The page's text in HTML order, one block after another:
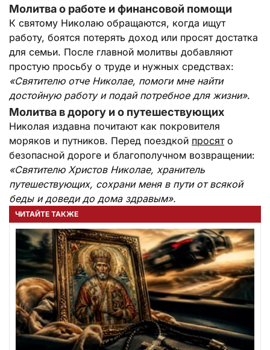
Молитва о работе и финансовой помощи
К святому Николаю обращаются, когда ищут
работу, боятся потерять доход или просят достатка
для семьи. После главной молитвы добавляют
простую просьбу о труде и нужных средствах:
«Святителю отче Николае, помоги мне найти
достойную работу и подай потребное для жизни».
Молитва в дорогу и о путешествующих
Николая издавна почитают как покровителя
моряков и путников. Перед поездкой просято
безопасной дороге и благополучном возвращении:
«Святителю Христов Николае, хранитель
путешествующих, сохрани меня в пути от всякой
беды и доведи до дома здравым».
ЧИТАЙТЕ ТАКЖЕ